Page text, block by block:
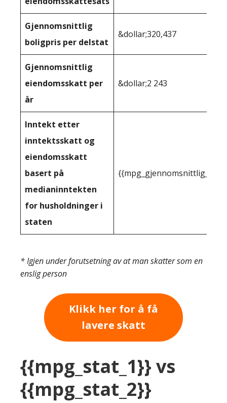
Gjennomsnittlig
boligpris per delstat
&dollar;320,437
Gjennomsnittlig
eiendomsskatt per
år
&dollar;2 243
Inntekt etter
inntektsskatt og
eiendomsskatt
basert på
medianinntekten
for husholdninger i
staten
* Igjen under forutsetning av at man skatter som en
enslig person
Klikk her for å få
lavere skatt
{{mpg_stat_1}} vs
{{mpg_stat_2}}